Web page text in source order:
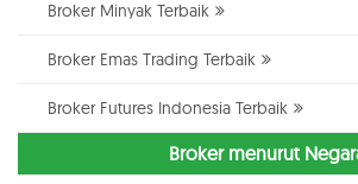
Broker Minyak Terbaik
Broker Emas Trading Terbaik
Broker Futures Indonesia Terbaik
Broker menurut